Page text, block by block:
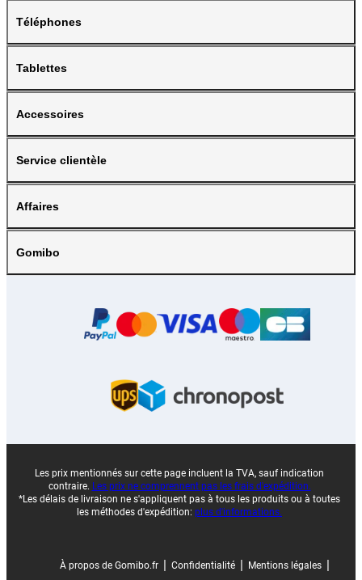
Téléphones
Tablettes
Accessoires
Service clientèle
Affaires
Gomibo
Les prix mentionnés sur cette page incluent la TVA, sauf indication
contraire. Les prix ne comprennent pas les frais d'expédition.
*Les délais de livraison ne s'appliquent pas à tous les produits ou à toutes
les méthodes d'expédition: plus d'informations.
À propos de Gomibo.fr | Confidentialité | Mentions légales |